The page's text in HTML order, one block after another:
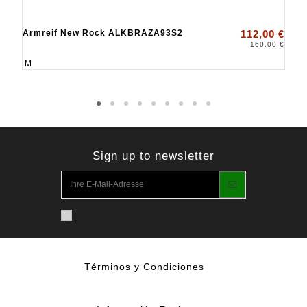
Armreif New Rock ALKBRAZA93S2 112,00 €
160,00 €
M
Sign up to newsletter
Términos y Condiciones